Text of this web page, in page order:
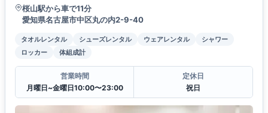
桜山駅から車で11分
愛知県名古屋市中区丸の内2-9-40
タオルレンタル シューズレンタル ウェアレンタル
シャワー
ロッカー
体組成計
営業時間
月曜日~金曜日10:00〜23:00
定休日
祝日